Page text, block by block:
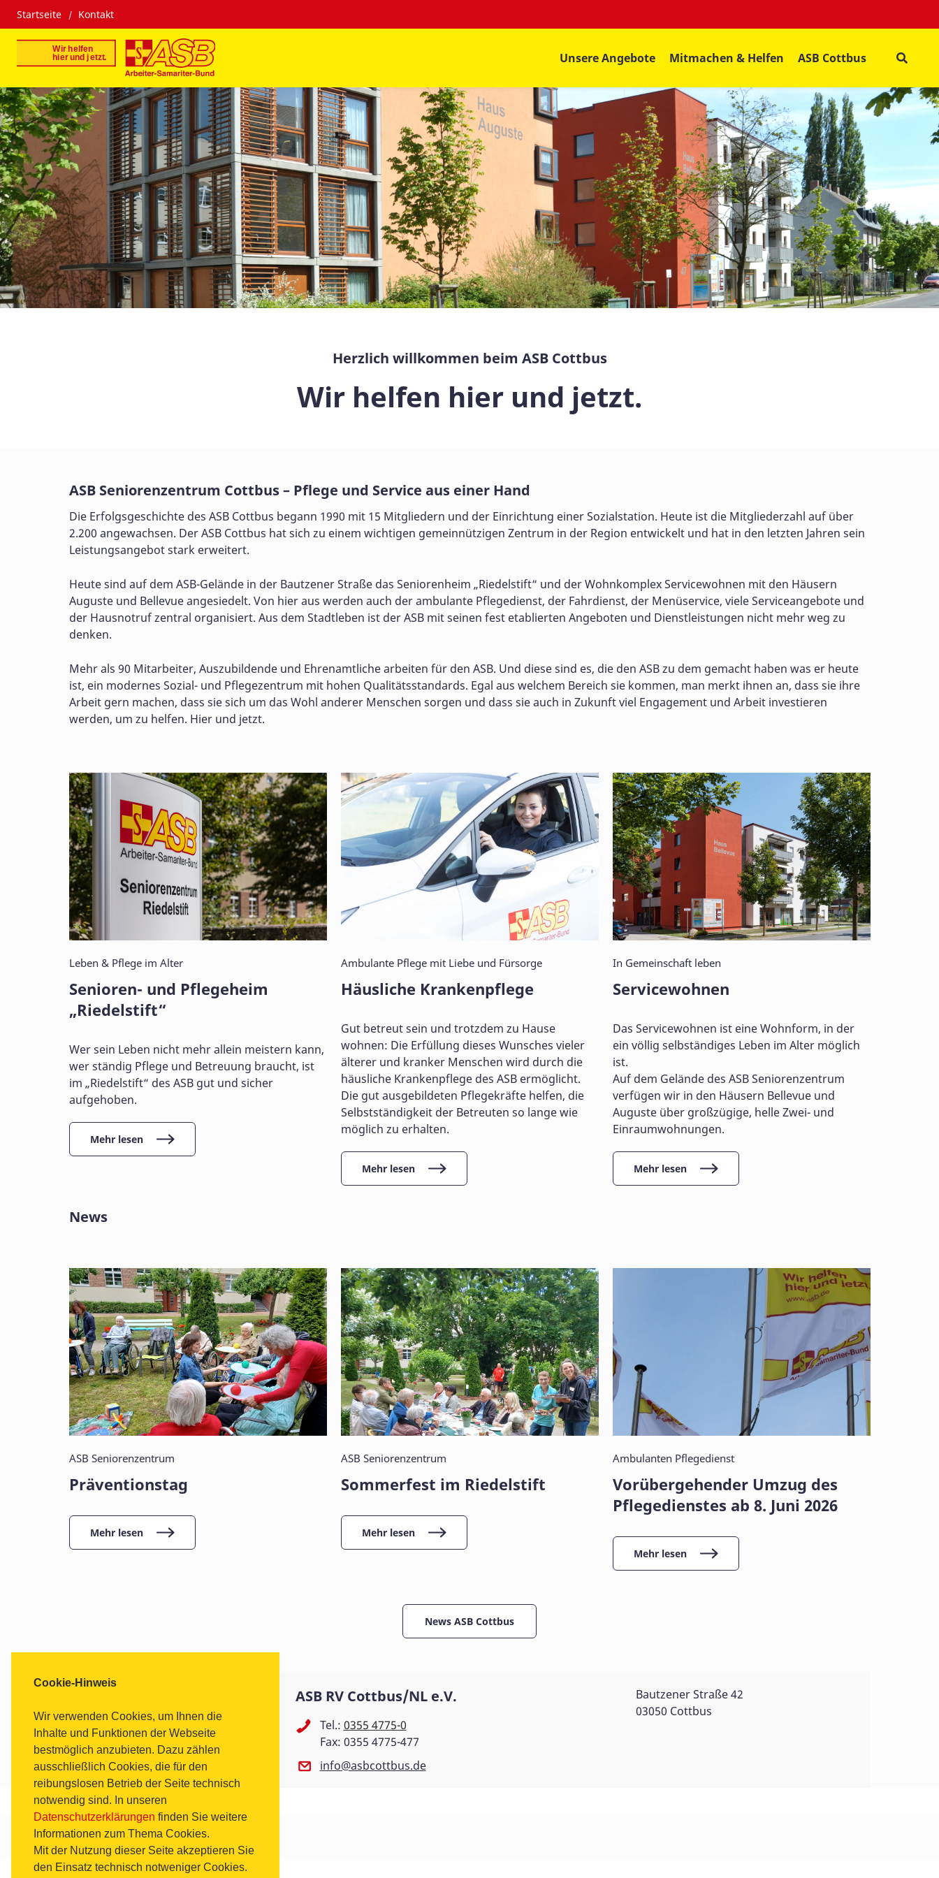
Cookie-Hinweis
Wir verwenden Cookies, um Ihnen die
Inhalte und Funktionen der Webseite
bestmöglich anzubieten. Dazu zählen
ausschließlich Cookies, die für den
reibungslosen Betrieb der Seite technisch
notwendig sind. In unseren
Datenschutzerklärungen finden Sie weitere
Informationen zum Thema Cookies.
Mit der Nutzung dieser Seite akzeptieren Sie
den Einsatz technisch notweniger Cookies.
Startseite Kontakt
Unsere Angebote Mitmachen & Helfen ASB Cottbus
Herzlich willkommen beim ASB Cottbus
Wir helfen hier und jetzt.
ASB Seniorenzentrum Cottbus – Pflege und Service aus einer Hand
Die Erfolgsgeschichte des ASB Cottbus begann 1990 mit 15 Mitgliedern und der Einrichtung einer Sozialstation. Heute ist die Mitgliederzahl auf über
2.200 angewachsen. Der ASB Cottbus hat sich zu einem wichtigen gemeinnützigen Zentrum in der Region entwickelt und hat in den letzten Jahren sein
Leistungsangebot stark erweitert.
Heute sind auf dem ASB-Gelände in der Bautzener Straße das Seniorenheim „Riedelstift“ und der Wohnkomplex Servicewohnen mit den Häusern
Auguste und Bellevue angesiedelt. Von hier aus werden auch der ambulante Pflegedienst, der Fahrdienst, der Menüservice, viele Serviceangebote und
der Hausnotruf zentral organisiert. Aus dem Stadtleben ist der ASB mit seinen fest etablierten Angeboten und Dienstleistungen nicht mehr weg zu
denken.
Mehr als 90 Mitarbeiter, Auszubildende und Ehrenamtliche arbeiten für den ASB. Und diese sind es, die den ASB zu dem gemacht haben was er heute
ist, ein modernes Sozial- und Pflegezentrum mit hohen Qualitätsstandards. Egal aus welchem Bereich sie kommen, man merkt ihnen an, dass sie ihre
Arbeit gern machen, dass sie sich um das Wohl anderer Menschen sorgen und dass sie auch in Zukunft viel Engagement und Arbeit investieren
werden, um zu helfen. Hier und jetzt.
Leben & Pflege im Alter
Senioren- und Pflegeheim
„Riedelstift“
Wer sein Leben nicht mehr allein meistern kann,
wer ständig Pflege und Betreuung braucht, ist
im „Riedelstift“ des ASB gut und sicher
aufgehoben.
Mehr lesen
Ambulante Pflege mit Liebe und Fürsorge
Häusliche Krankenpflege
Gut betreut sein und trotzdem zu Hause
wohnen: Die Erfüllung dieses Wunsches vieler
älterer und kranker Menschen wird durch die
häusliche Krankenpflege des ASB ermöglicht.
Die gut ausgebildeten Pflegekräfte helfen, die
Selbstständigkeit der Betreuten so lange wie
möglich zu erhalten.
Mehr lesen
In Gemeinschaft leben
Servicewohnen
Das Servicewohnen ist eine Wohnform, in der
ein völlig selbständiges Leben im Alter möglich
ist.
Auf dem Gelände des ASB Seniorenzentrum
verfügen wir in den Häusern Bellevue und
Auguste über großzügige, helle Zwei- und
Einraumwohnungen.
Mehr lesen
News
ASB Seniorenzentrum
Präventionstag
Mehr lesen
ASB Seniorenzentrum
Sommerfest im Riedelstift
Mehr lesen
Ambulanten Pflegedienst
Vorübergehender Umzug des
Pflegedienstes ab 8. Juni 2026
Mehr lesen
News ASB Cottbus
ASB RV Cottbus/NL e.V.
Tel.: 0355 4775-0
Fax: 0355 4775-477
info@asbcottbus.de
Bautzener Straße 42
03050 Cottbus